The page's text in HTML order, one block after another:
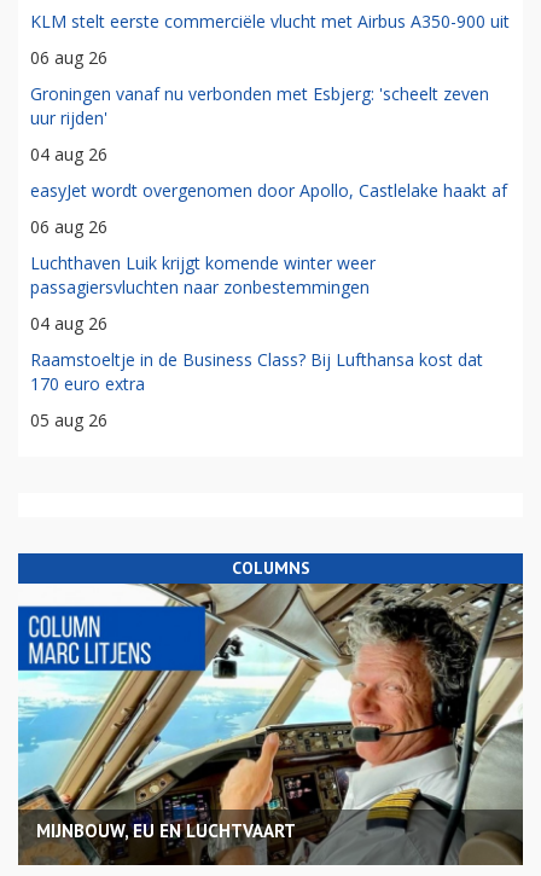
KLM stelt eerste commerciële vlucht met Airbus A350-900 uit
06 aug 26
Groningen vanaf nu verbonden met Esbjerg: 'scheelt zeven
uur rijden'
04 aug 26
easyJet wordt overgenomen door Apollo, Castlelake haakt af
06 aug 26
Luchthaven Luik krijgt komende winter weer
passagiersvluchten naar zonbestemmingen
04 aug 26
Raamstoeltje in de Business Class? Bij Lufthansa kost dat
170 euro extra
05 aug 26
COLUMNS
MIJNBOUW, EU EN LUCHTVAART